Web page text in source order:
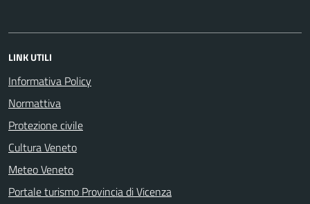
LINK UTILI
Informativa Policy
Normattiva
Protezione civile
Cultura Veneto
Meteo Veneto
Portale turismo Provincia di Vicenza